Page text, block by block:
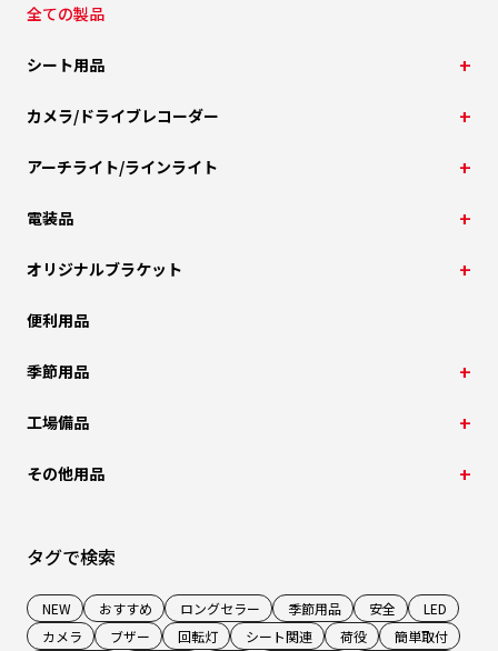
全ての製品
シート用品
カメラ/ドライブレコーダー
アーチライト/ラインライト
電装品
オリジナルブラケット
便利用品
季節用品
工場備品
その他用品
タグで検索
NEW おすすめ ロングセラー 季節用品 安全
LED
カメラ
ブザー 回転灯 シート関連 荷役
簡単取付